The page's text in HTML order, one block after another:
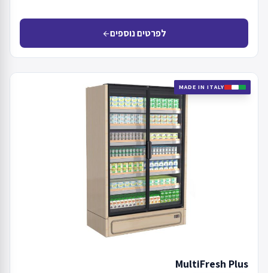
לפרטים נוספיםarrow_back
MADE IN ITALY
MultiFresh Plus